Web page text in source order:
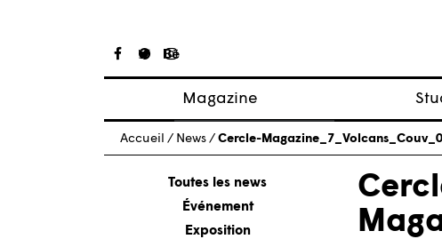
Magazine
Articles
À propos
Numéros
Accueil / News / Cercle-
Toutes les news
Événement
Exposition